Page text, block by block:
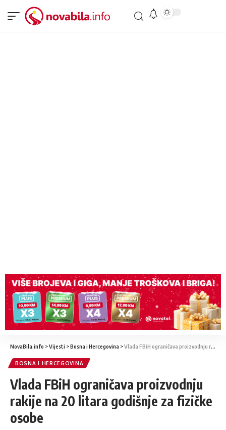
NovaBila.info >Vijesti >Bosna i Hercegovina >Vlada FBiH ograničava proizvodnju rakije na 20 litara godišnje za fizičke osobe
BOSNA I HERCEGOVINA
Vlada FBiH ograničava proizvodnju
rakije na 20 litara godišnje za fizičke
osobe